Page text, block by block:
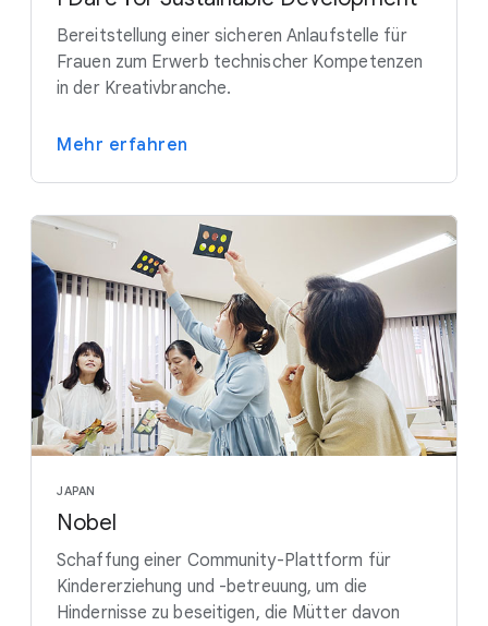
Bereitstellung einer sicheren Anlaufstelle für
Frauen zum Erwerb technischer Kompetenzen
in der Kreativbranche.
Mehr erfahren
JAPAN
Nobel
Schaffung einer Community-Plattform für
Kindererziehung und -betreuung, um die
Hindernisse zu beseitigen, die Mütter davon